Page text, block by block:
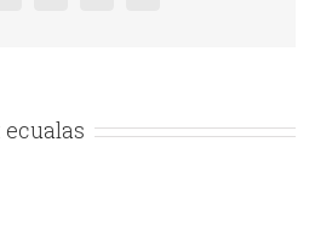
ecualas